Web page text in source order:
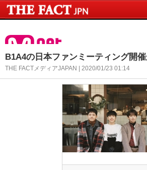
B1A4の日本ファンミーティング開催
THE FACTメディアJAPAN | 2020/01/23 01:14